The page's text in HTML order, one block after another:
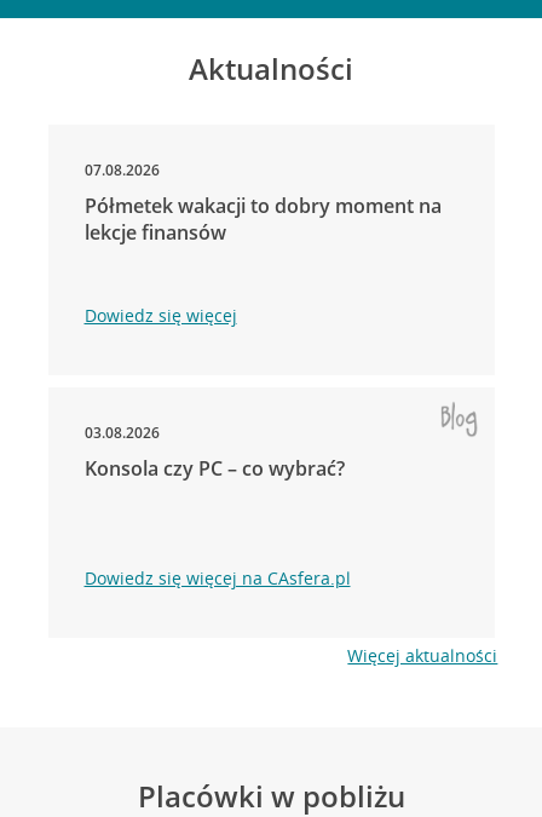
Aktualności
07.08.2026
Półmetek wakacji to dobry moment na
lekcje finansów
Dowiedz się więcej
03.08.2026
Konsola czy PC – co wybrać?
Dowiedz się więcej na CAsfera.pl
Więcej aktualności
Placówki w pobliżu